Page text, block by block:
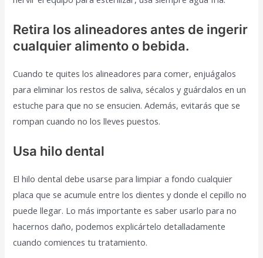
Retira los alineadores antes de ingerir
cualquier alimento o bebida.
Cuando te quites los alineadores para comer, enjuágalos
para eliminar los restos de saliva, sécalos y guárdalos en un
estuche para que no se ensucien. Además, evitarás que se
rompan cuando no los lleves puestos.
Usa hilo dental
El hilo dental debe usarse para limpiar a fondo cualquier
placa que se acumule entre los dientes y donde el cepillo no
puede llegar. Lo más importante es saber usarlo para no
hacernos daño, podemos explicártelo detalladamente
cuando comiences tu tratamiento.